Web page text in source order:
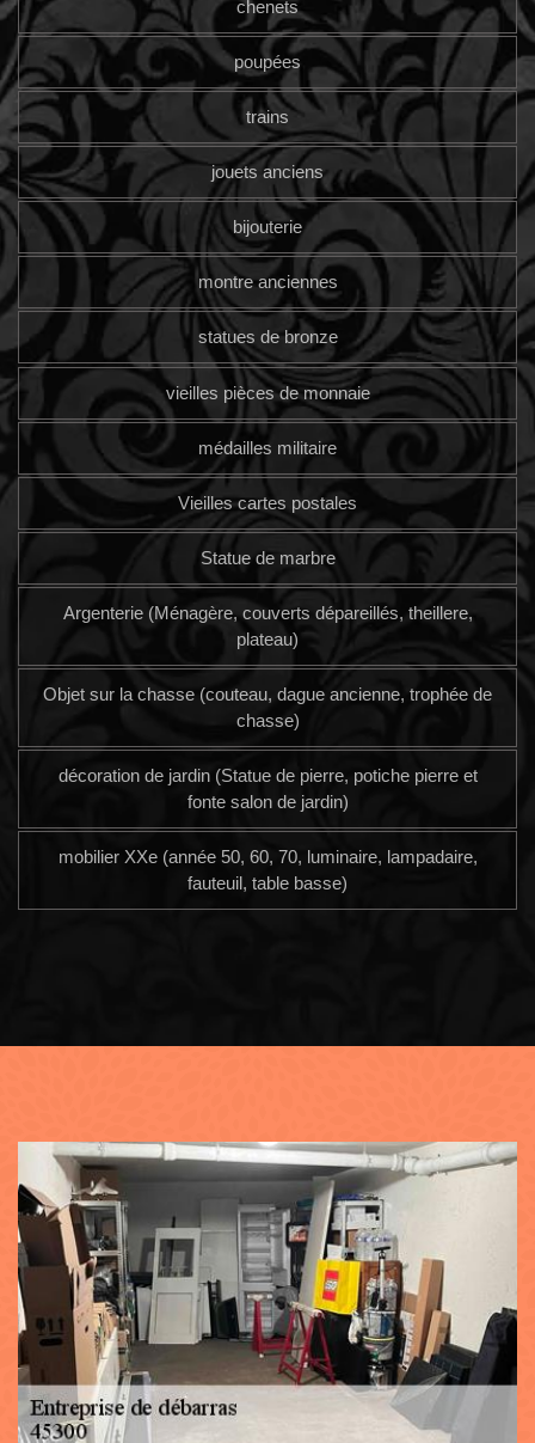
chenets
poupées
trains
jouets anciens
bijouterie
montre anciennes
statues de bronze
vieilles pièces de monnaie
médailles militaire
Vieilles cartes postales
Statue de marbre
Argenterie (Ménagère, couverts dépareillés, theillere,
plateau)
Objet sur la chasse (couteau, dague ancienne, trophée de
chasse)
décoration de jardin (Statue de pierre, potiche pierre et
fonte salon de jardin)
mobilier XXe (année 50, 60, 70, luminaire, lampadaire,
fauteuil, table basse)